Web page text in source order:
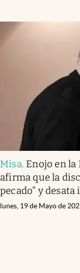
Misa. Enojo en la
afirma que la
pecado" y
lunes, 19 de Mayo de